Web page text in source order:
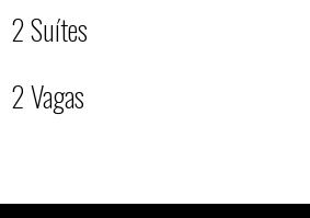
2 Suítes
2 Vagas